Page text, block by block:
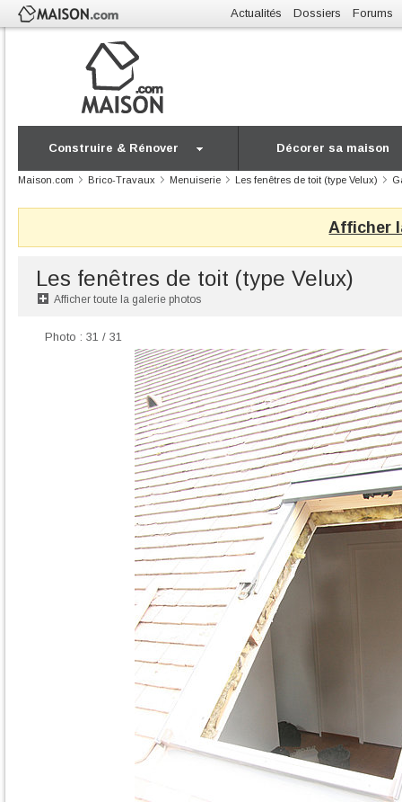
Actualités Dossiers Forums
Construire & Rénover Décorer sa maison
Maison.com Brico-Travaux Menuiserie Les fenêtres de toit (type Velux)
Afficher
Les fenêtres de toit (type Velux)
Afficher toute la galerie photos
Photo : 31 / 31